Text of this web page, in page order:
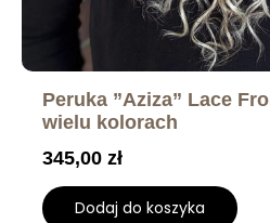
Peruka ”Aziza” Lace
wielu kolorach
345,00zł
Dodaj do koszyka